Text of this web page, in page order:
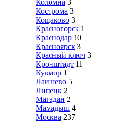
Коломна 3
Кострома 3
Кощаково 3
Красногорск 1
Краснодар 10
Красноярск 3
Красный ключ 3
Кронштадт 11
Кукмор 1
Лаишево 5
Липецк 2
Магадан 2
Мамадыш 4
Москва 237